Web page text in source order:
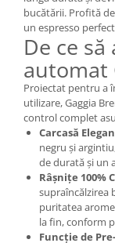
bucătării. Profită
un espresso
De ce
automat
Proiectat pentru a
utilizare, Gaggia
control complet
Carcasă
negru și
de durată și un
Râșnițe 100%
supraîncălzirea
puritatea
la fin, conform
Funcție de